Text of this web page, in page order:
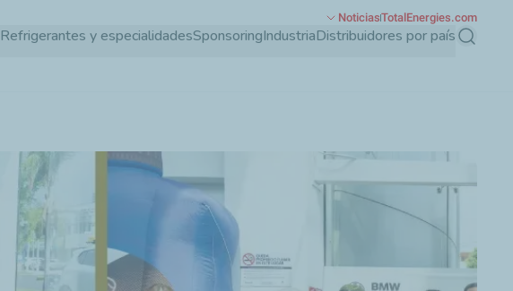
Refrigerantes y especialidadesSponsoringIndustriaDistribuidores por país Buscar
NoticiasTotalEnergies.com